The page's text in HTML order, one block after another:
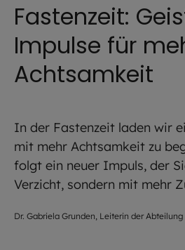
Fastenzeit:
Impulse für
Achtsamkeit
In der Fastenzeit laden wir
mit mehr Achtsamkeit zu
folgt ein neuer Impuls, der
Verzicht, sondern mit mehr
Dr. Gabriela Grunden, Leiterin der